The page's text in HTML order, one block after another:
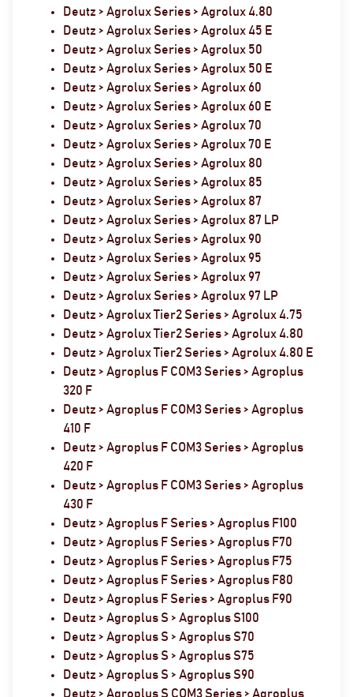
Deutz > Agrolux Series > Agrolux 4.80
Deutz > Agrolux Series > Agrolux 45 E
Deutz > Agrolux Series > Agrolux 50
Deutz > Agrolux Series > Agrolux 50 E
Deutz > Agrolux Series > Agrolux 60
Deutz > Agrolux Series > Agrolux 60 E
Deutz > Agrolux Series > Agrolux 70
Deutz > Agrolux Series > Agrolux 70 E
Deutz > Agrolux Series > Agrolux 80
Deutz > Agrolux Series > Agrolux 85
Deutz > Agrolux Series > Agrolux 87
Deutz > Agrolux Series > Agrolux 87 LP
Deutz > Agrolux Series > Agrolux 90
Deutz > Agrolux Series > Agrolux 95
Deutz > Agrolux Series > Agrolux 97
Deutz > Agrolux Series > Agrolux 97 LP
Deutz > Agrolux Tier2 Series > Agrolux 4.75
Deutz > Agrolux Tier2 Series > Agrolux 4.80
Deutz > Agrolux Tier2 Series > Agrolux 4.80 E
Deutz > Agroplus F COM3 Series > Agroplus
320 F
Deutz > Agroplus F COM3 Series > Agroplus
410 F
Deutz > Agroplus F COM3 Series > Agroplus
420 F
Deutz > Agroplus F COM3 Series > Agroplus
430 F
Deutz > Agroplus F Series > Agroplus F100
Deutz > Agroplus F Series > Agroplus F70
Deutz > Agroplus F Series > Agroplus F75
Deutz > Agroplus F Series > Agroplus F80
Deutz > Agroplus F Series > Agroplus F90
Deutz > Agroplus S > Agroplus S100
Deutz > Agroplus S > Agroplus S70
Deutz > Agroplus S > Agroplus S75
Deutz > Agroplus S > Agroplus S90
Deutz > Agroplus S COM3 Series > Agroplus